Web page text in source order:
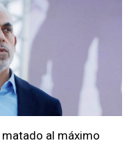
al máximo